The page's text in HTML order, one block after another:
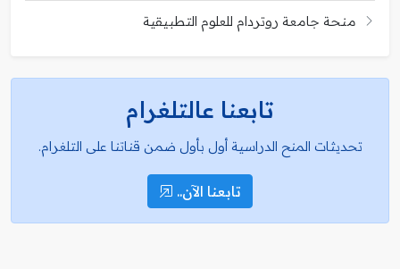
منحة جامعة روتردام للعلوم التطبيقية
تابعنا عالتلغرام
تحديثات المنح الدراسية أول بأول ضمن قناتنا على التلغرام.
تابعنا الآن..